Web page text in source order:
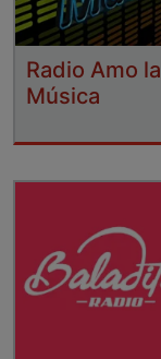
Radio Amo la
Música